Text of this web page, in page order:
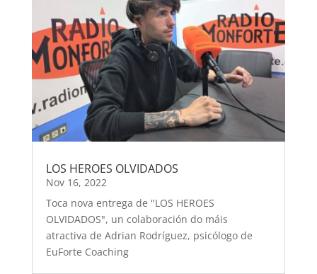
LOS HEROES OLVIDADOS
Nov 16, 2022
Toca nova entrega de "LOS HEROES
OLVIDADOS", un colaboración do máis
atractiva de Adrian Rodríguez, psicólogo de
EuForte Coaching